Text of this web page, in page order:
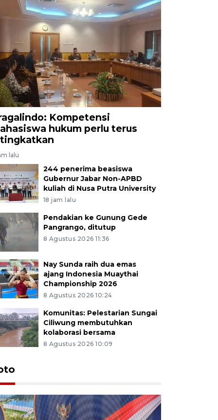
Kompetensi
hukum perlu terus
lalu
244 penerima beasiswa
Gubernur Jabar Non-APBD
kuliah di Nusa Putra University
18 jam lalu
Pendakian ke Gunung Gede
Pangrango, ditutup
8 Agustus 2026 11:36
Nay Sunda raih dua emas
ajang Indonesia Muaythai
Championship 2026
8 Agustus 2026 10:24
Komunitas: Pelestarian Sungai
Ciliwung membutuhkan
kolaborasi bersama
8 Agustus 2026 10:09